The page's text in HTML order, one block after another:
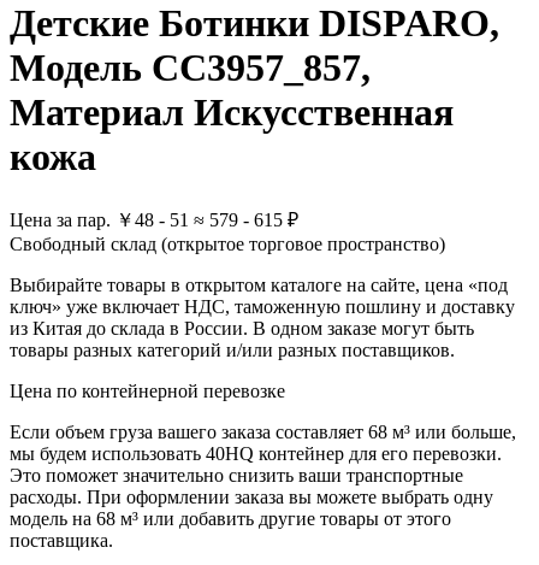
Детские Ботинки DISPARO,
Модель CC3957_857,
Материал Искусственная
кожа
Цена за пар. ￥48 - 51 ≈ 579 - 615 ₽
Свободный склад (открытое торговое пространство)
Выбирайте товары в открытом каталоге на сайте, цена «под
ключ» уже включает НДС, таможенную пошлину и доставку
из Китая до склада в России. В одном заказе могут быть
товары разных категорий и/или разных поставщиков.
Цена по контейнерной перевозке
Если объем груза вашего заказа составляет 68 м³ или больше,
мы будем использовать 40HQ контейнер для его перевозки.
Это поможет значительно снизить ваши транспортные
расходы. При оформлении заказа вы можете выбрать одну
модель на 68 м³ или добавить другие товары от этого
поставщика.